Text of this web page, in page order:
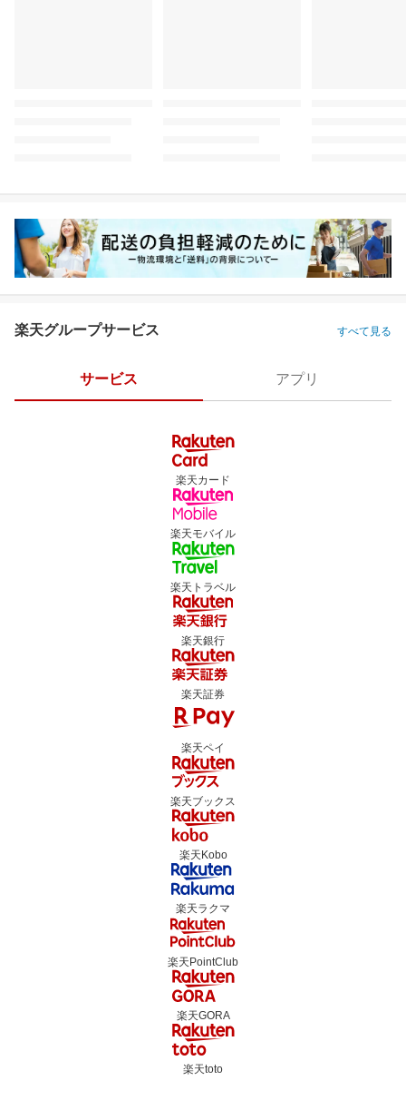
楽天グループサービス すべて見る
サービス アプリ
楽天カード
楽天モバイル
楽天トラベル
楽天銀行
楽天証券
楽天ペイ
楽天ブックス
楽天Kobo
楽天ラクマ
楽天PointClub
楽天GORA
楽天toto